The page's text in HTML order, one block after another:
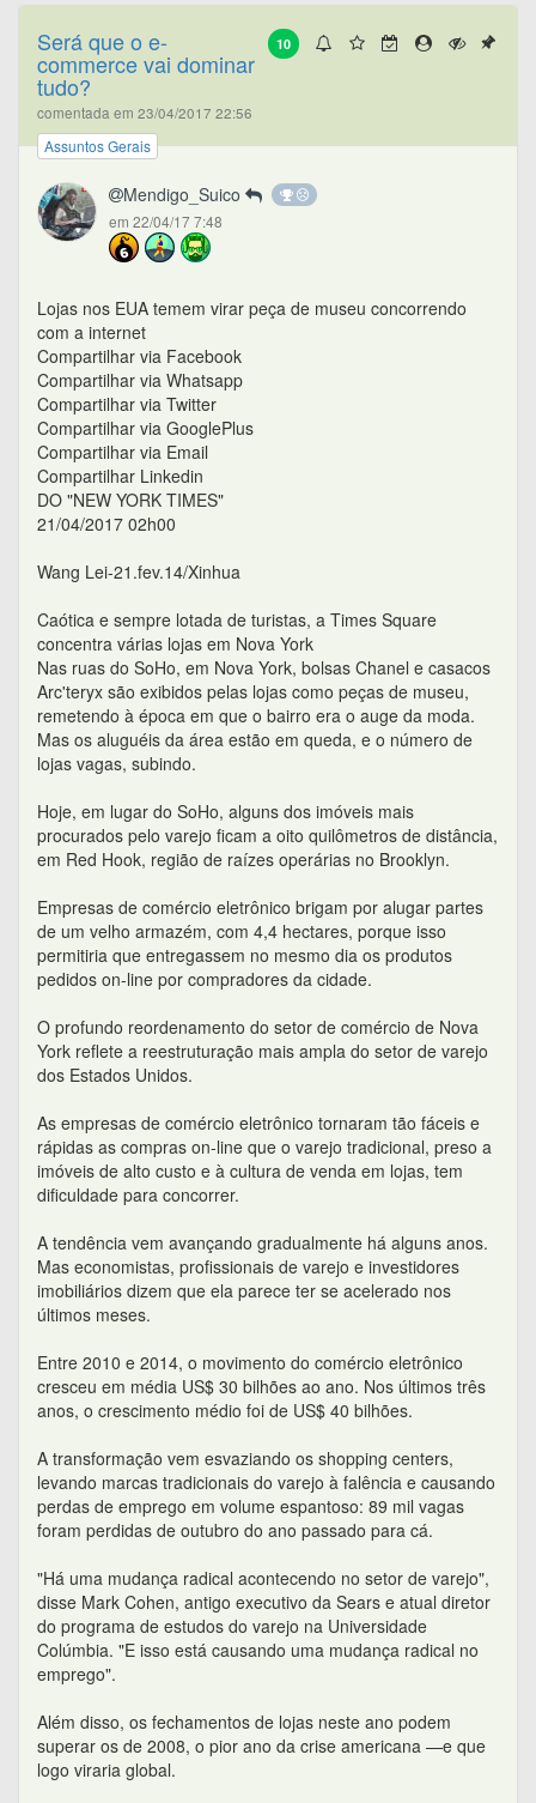
10
Será que o e-
commerce vai dominar
tudo?
comentada em 23/04/2017 22:56
Assuntos Gerais
Mendigo_Suico
em 22/04/17 7:48
Lojas nos EUA temem virar peça de museu concorrendo
com a internet
Compartilhar via Facebook
Compartilhar via Whatsapp
Compartilhar via Twitter
Compartilhar via GooglePlus
Compartilhar via Email
Compartilhar Linkedin
DO "NEW YORK TIMES"
21/04/2017 02h00
Wang Lei-21.fev.14/Xinhua
Caótica e sempre lotada de turistas, a Times Square
concentra várias lojas em Nova York
Nas ruas do SoHo, em Nova York, bolsas Chanel e casacos
Arc'teryx são exibidos pelas lojas como peças de museu,
remetendo à época em que o bairro era o auge da moda.
Mas os aluguéis da área estão em queda, e o número de
lojas vagas, subindo.
Hoje, em lugar do SoHo, alguns dos imóveis mais
procurados pelo varejo ficam a oito quilômetros de distância,
em Red Hook, região de raízes operárias no Brooklyn.
Empresas de comércio eletrônico brigam por alugar partes
de um velho armazém, com 4,4 hectares, porque isso
permitiria que entregassem no mesmo dia os produtos
pedidos on-line por compradores da cidade.
O profundo reordenamento do setor de comércio de Nova
York reflete a reestruturação mais ampla do setor de varejo
dos Estados Unidos.
As empresas de comércio eletrônico tornaram tão fáceis e
rápidas as compras on-line que o varejo tradicional, preso a
imóveis de alto custo e à cultura de venda em lojas, tem
dificuldade para concorrer.
A tendência vem avançando gradualmente há alguns anos.
Mas economistas, profissionais de varejo e investidores
imobiliários dizem que ela parece ter se acelerado nos
últimos meses.
Entre 2010 e 2014, o movimento do comércio eletrônico
cresceu em média US$ 30 bilhões ao ano. Nos últimos três
anos, o crescimento médio foi de US$ 40 bilhões.
A transformação vem esvaziando os shopping centers,
levando marcas tradicionais do varejo à falência e causando
perdas de emprego em volume espantoso: 89 mil vagas
foram perdidas de outubro do ano passado para cá.
"Há uma mudança radical acontecendo no setor de varejo",
disse Mark Cohen, antigo executivo da Sears e atual diretor
do programa de estudos do varejo na Universidade
Colúmbia. "E isso está causando uma mudança radical no
emprego".
Além disso, os fechamentos de lojas neste ano podem
superar os de 2008, o pior ano da crise americana —e que
logo viraria global.